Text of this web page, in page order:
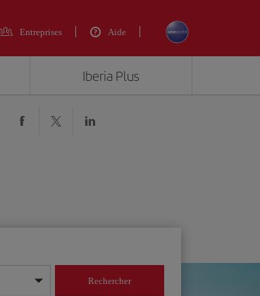
Entreprises Aide
Iberia Plus
Rechercher